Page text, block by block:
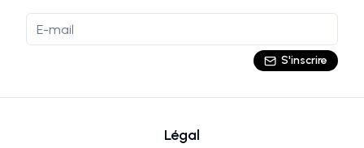
S'inscrire
Légal